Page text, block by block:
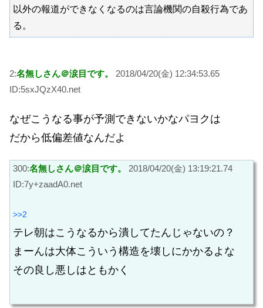
以外の報道ができなくなるのは言論機関の自殺行為であ
る。
2:名無しさん＠涙目です。
2018/04/20(金) 12:34:53.65
ID:5sxJQzX40.net
なぜこうなる事が予測できないかなパヨクは
だから低偏差値なんだよ
300:名無しさん＠涙目です。
2018/04/20(金) 13:19:21.74
ID:7y+zaadA0.net
>>2
テレ朝はこうなるから潰してたんじゃないの？
まーんは大体こういう構造を壊しにかかるよな
その良し悪しはともかく